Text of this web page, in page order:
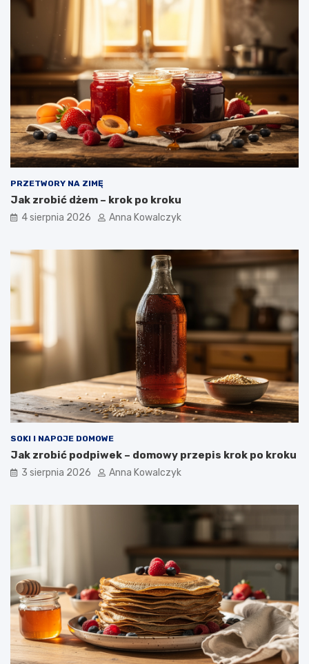
PRZETWORY NA ZIMĘ
Jak zrobić dżem – krok po kroku
4 sierpnia 2026 Anna Kowalczyk
SOKI I NAPOJE DOMOWE
Jak zrobić podpiwek – domowy przepis krok po kroku
3 sierpnia 2026 Anna Kowalczyk